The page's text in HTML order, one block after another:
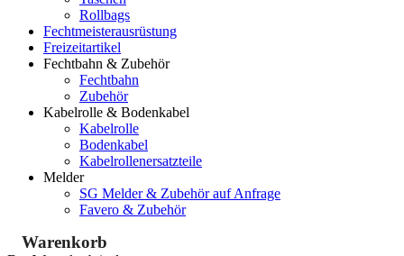
Rollbags
Fechtmeisterausrüstung
Freizeitartikel
Fechtbahn & Zubehör
Fechtbahn
Zubehör
Kabelrolle & Bodenkabel
Kabelrolle
Bodenkabel
Kabelrollenersatzteile
Melder
SG Melder & Zubehör auf Anfrage
Favero & Zubehör
Warenkorb